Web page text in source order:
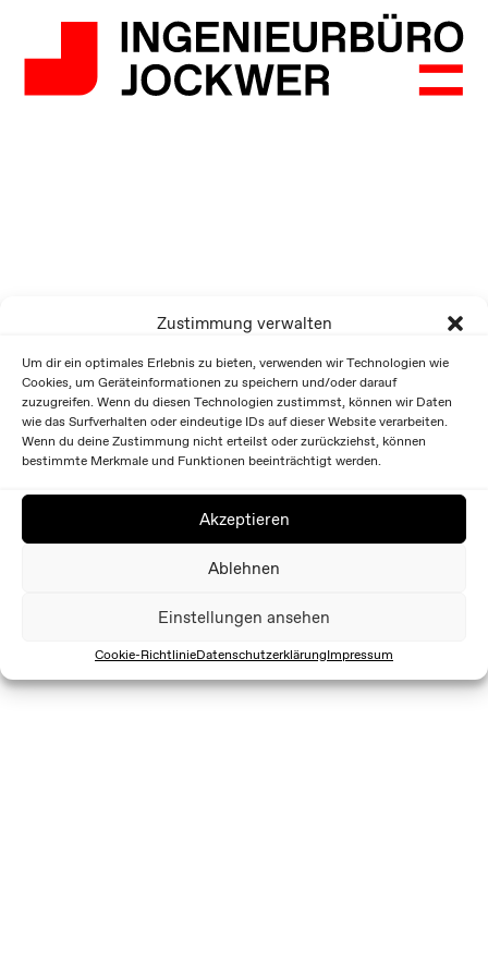
Zustimmung verwalten
Um dir ein optimales Erlebnis zu bieten, verwenden wir Technologien wie
Cookies, um Geräteinformationen zu speichern und/oder darauf
zuzugreifen. Wenn du diesen Technologien zustimmst, können wir Daten
wie das Surfverhalten oder eindeutige IDs auf dieser Website verarbeiten.
Wenn du deine Zustimmung nicht erteilst oder zurückziehst, können
bestimmte Merkmale und Funktionen beeinträchtigt werden.
Akzeptieren
Ablehnen
Einstellungen ansehen
Cookie-RichtlinieDatenschutzerklärungImpressum